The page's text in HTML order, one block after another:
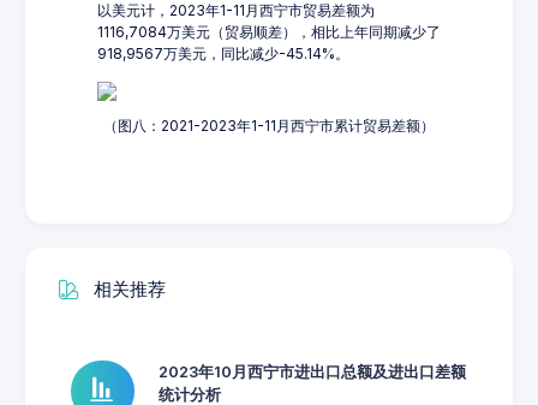
以美元计，2023年1-11月西宁市贸易差额为
1116,7084万美元（贸易顺差），相比上年同期减少了
918,9567万美元，同比减少-45.14%。
（图八：2021-2023年1-11月西宁市累计贸易差额）
相关推荐
2023年10月西宁市进出口总额及进出口差额
统计分析